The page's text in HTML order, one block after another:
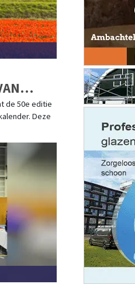
de 50e editie
Deze